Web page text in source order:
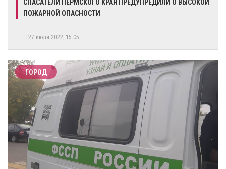
​СПАСАТЕЛИ ПЕРМСКОГО КРАЯ ПРЕДУПРЕДИЛИ О ВЫСОКОЙ
ПОЖАРНОЙ ОПАСНОСТИ
27 июля 2022, 15:05
ГОРОД